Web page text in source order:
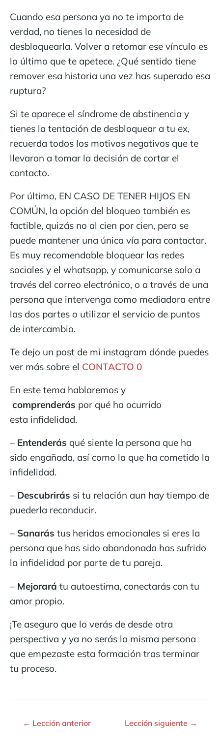
Cuando esa persona ya no te importa de
verdad, no tienes la necesidad de
desbloquearla. Volver a retomar ese vínculo es
lo último que te apetece. ¿Qué sentido tiene
remover esa historia una vez has superado esa
ruptura?
Si te aparece el síndrome de abstinencia y
tienes la tentación de desbloquear a tu ex,
recuerda todos los motivos negativos que te
llevaron a tomar la decisión de cortar el
contacto.
Por último, EN CASO DE TENER HIJOS EN
COMÚN, la opción del bloqueo también es
factible, quizás no al cien por cien, pero se
puede mantener una única vía para contactar.
Es muy recomendable bloquear las redes
sociales y el whatsapp, y comunicarse solo a
través del correo electrónico, o a través de una
persona que intervenga como mediadora entre
las dos partes o utilizar el servicio de puntos
de intercambio.
Te dejo un post de mi instagram dónde puedes
ver más sobre el CONTACTO 0
En este tema hablaremos y
comprenderás por qué ha ocurrido
esta infidelidad.
– Entenderás qué siente la persona que ha
sido engañada, así como la que ha cometido la
infidelidad.
– Descubrirás si tu relación aun hay tiempo de
puederla reconducir.
– Sanarás tus heridas emocionales si eres la
persona que has sido abandonada has sufrido
la infidelidad por parte de tu pareja.
– Mejorará tu autoestima, conectarás con tu
amor propio.
¡Te aseguro que lo verás de desde otra
perspectiva y ya no serás la misma persona
que empezaste esta formación tras terminar
tu proceso.
← Lección anterior Lección siguiente →